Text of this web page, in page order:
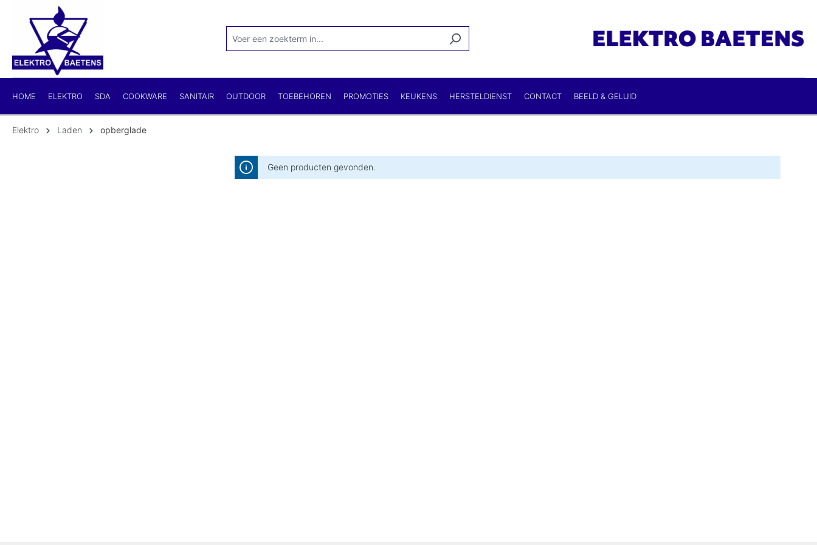
HOME ELEKTRO SDA COOKWARE SANITAIR OUTDOOR TOEBEHOREN PROMOTIES KEUKENS HERSTELDIENST CONTACT BEELD & GELUID
Elektro Laden opberglade
Geen producten gevonden.